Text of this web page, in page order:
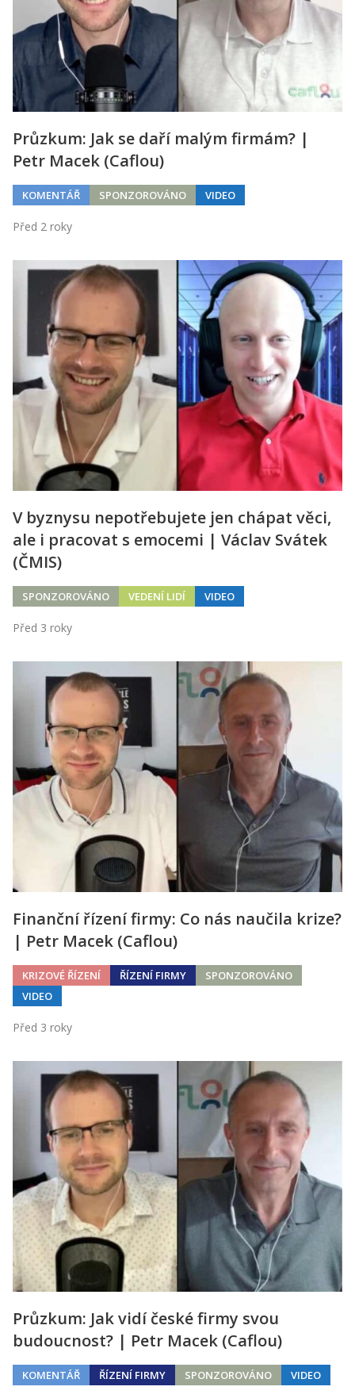
Průzkum: Jak se daří malým firmám? |
Petr Macek (Caflou)
KOMENTÁŘ SPONZOROVÁNO VIDEO
Před 2 roky
V byznysu nepotřebujete jen chápat věci,
ale i pracovat s emocemi | Václav Svátek
(ČMIS)
SPONZOROVÁNO VEDENÍ LIDÍ VIDEO
Před 3 roky
Finanční řízení firmy: Co nás naučila krize?
| Petr Macek (Caflou)
KRIZOVÉ ŘÍZENÍ ŘÍZENÍ FIRMY
SPONZOROVÁNO
VIDEO
Před 3 roky
Průzkum: Jak vidí české firmy svou
budoucnost? | Petr Macek (Caflou)
KOMENTÁŘ ŘÍZENÍ FIRMY SPONZOROVÁNO VIDEO